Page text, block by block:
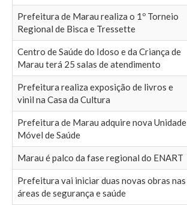
Prefeitura de Marau realiza o 1º Torneio
Regional de Bisca e Tressette
Centro de Saúde do Idoso e da Criança de
Marau terá 25 salas de atendimento
Prefeitura realiza exposição de livros e
vinil na Casa da Cultura
Prefeitura de Marau adquire nova Unidade
Móvel de Saúde
Marau é palco da fase regional do ENART
Prefeitura vai iniciar duas novas obras nas
áreas de segurança e saúde